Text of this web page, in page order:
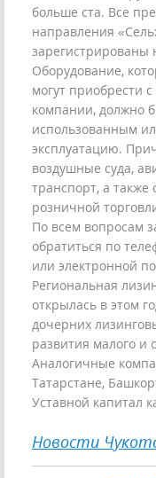
больше ста. Все
направления
зарегистрированы
Оборудование,
могут приобрести
компании, должно
использованным
эксплуатацию.
воздушные суда,
транспорт, а также
розничной
По всем вопросам
обратиться по
или электронной
Региональная
открылась в этом
дочерних
развития малого и
Аналогичные
Татарстане,
Уставной капитал
Новости